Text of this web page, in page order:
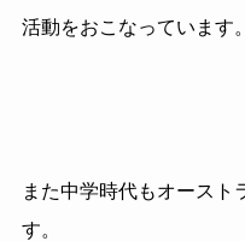
活動をおこなっています。
また中学時代もオースト
す。